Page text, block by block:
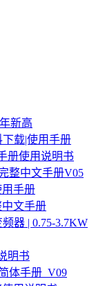
新高
下载|使用手册
册使用说明书
整中文手册V05
用手册
中文手册
器 | 0.75-3.7KW
明书
体手册_V09